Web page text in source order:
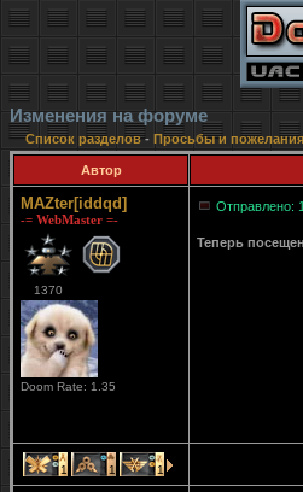
Изменения на форуме
Список разделов- Просьбы и пожелания
Автор
MAZter[iddqd]
-= WebMaster =-
1370
Doom Rate: 1.35
Отправлено:
Теперь
1 1 1